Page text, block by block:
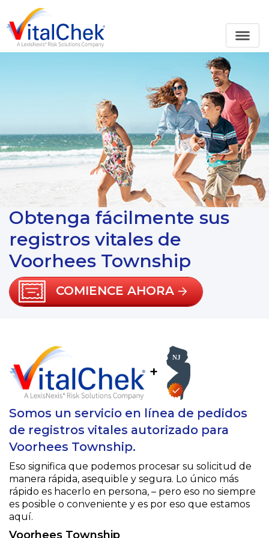
Obtenga fácilmente sus
registros vitales de
Voorhees Township
COMIENCE AHORA
+
Somos un servicio en línea de pedidos
de registros vitales autorizado para
Voorhees Township.
Eso significa que podemos procesar su solicitud de
manera rápida, asequible y segura. Lo único más
rápido es hacerlo en persona, – pero eso no siempre
es posible o conveniente y es por eso que estamos
aquí.
Voorhees Township